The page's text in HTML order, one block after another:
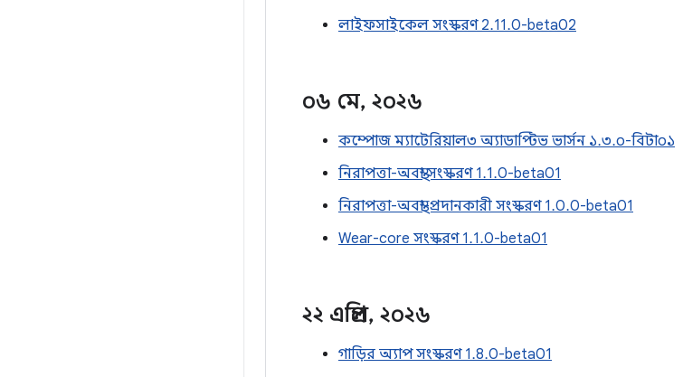
লাইফসাইকেল সংস্করণ 2.11.0-beta02
০৬ মে, ২০২৬
কম্পোজ ম্যাটেরিয়াল৩ অ্যাডাপ্টিভ ভার্সন ১.৩.০-বিটা০১
নিরাপত্তা-অবস্থা সংস্করণ 1.1.0-beta01
নিরাপত্তা-অবস্থা-প্রদানকারী সংস্করণ 1.0.0-beta01
Wear-core সংস্করণ 1.1.0-beta01
২২ এপ্রিল, ২০২৬
গাড়ির অ্যাপ সংস্করণ 1.8.0-beta01